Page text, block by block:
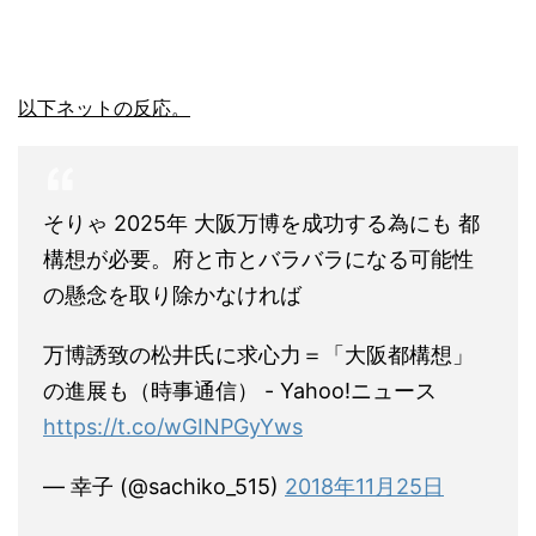
以下ネットの反応。
そりゃ 2025年 大阪万博を成功する為にも 都
構想が必要。府と市とバラバラになる可能性
の懸念を取り除かなければ
万博誘致の松井氏に求心力＝「大阪都構想」
の進展も（時事通信） - Yahoo!ニュース
https://t.co/wGINPGyYws
— 幸子 (@sachiko_515) 2018年11月25日